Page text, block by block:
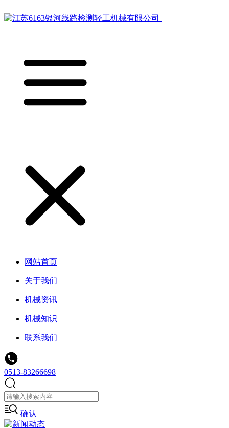
网站首页
关于我们
机械资讯
机械知识
联系我们
0513-83266698
确认